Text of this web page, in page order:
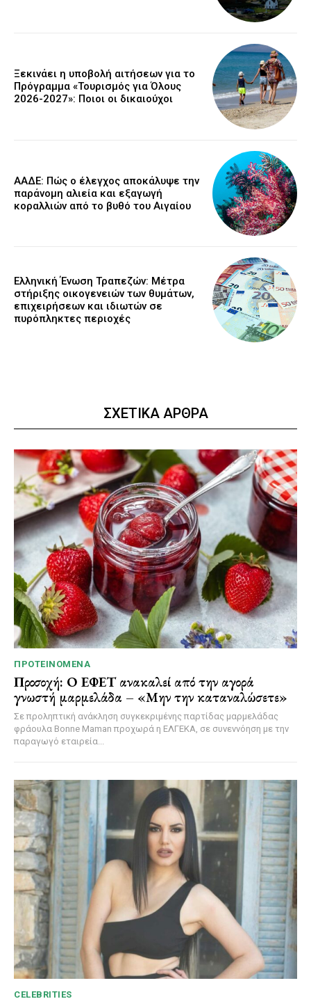
Ξεκινάει η υποβολή αιτήσεων για το
Πρόγραμμα «Τουρισμός για Όλους
2026-2027»: Ποιοι οι δικαιούχοι
ΑΑΔΕ: Πώς ο έλεγχος αποκάλυψε την
παράνομη αλιεία και εξαγωγή
κοραλλιών από το βυθό του Αιγαίου
Ελληνική Ένωση Τραπεζών: Μέτρα
στήριξης οικογενειών των θυμάτων,
επιχειρήσεων και ιδιωτών σε
πυρόπληκτες περιοχές
ΣΧΕΤΙΚΑ ΑΡΘΡΑ
ΠΡΟΤΕΙΝΌΜΕΝΑ
Προσοχή: Ο ΕΦΕΤ ανακαλεί από την αγορά
γνωστή μαρμελάδα – «Μην την καταναλώσετε»
Σε προληπτική ανάκληση συγκεκριμένης παρτίδας μαρμελάδας
φράουλα Bonne Maman προχωρά η ΕΛΓΕΚΑ, σε συνεννόηση με την
παραγωγό εταιρεία...
CELEBRITIES